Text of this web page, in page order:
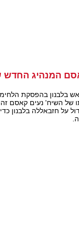
המנהיג החדש
בלבנון בהפסקת
של השיח' נעים קאסם
על חזבאללה בלבנון